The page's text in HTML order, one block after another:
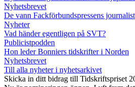
Nyhetsbrevet
De vann Fackförbundspressens
Nyheter
Vad händer egentligen på SVT?
Publicistpodden
Hon leder Bonniers tidskrifter i Norden
Nyhetsbrevet
Till alla nyheter i nyhetsarkivet
Skicka in ditt bidrag till Tidskriftspriset